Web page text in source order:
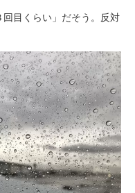
回目くらい」だそう。反対